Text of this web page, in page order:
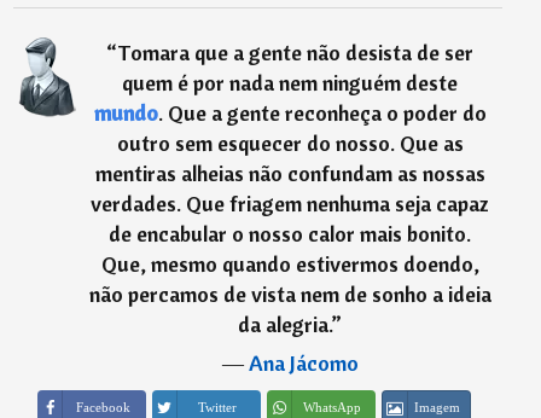
“Tomara que a gente não desista de ser
quem é por nada nem ninguém deste
mundo. Que a gente reconheça o poder do
outro sem esquecer do nosso. Que as
mentiras alheias não confundam as nossas
verdades. Que friagem nenhuma seja capaz
de encabular o nosso calor mais bonito.
Que, mesmo quando estivermos doendo,
não percamos de vista nem de sonho a ideia
da alegria.”
―Ana Jácomo
Facebook Twitter WhatsApp Imagem